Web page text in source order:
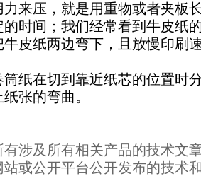
来压，就是用重物或者夹板
的时间；我们经常看到牛皮纸
皮纸两边弯下，且放慢印刷
纸在切到靠近纸芯的位置时
张的弯曲。
涉及所有相关产品的技术文
或公开平台公开发布的技术